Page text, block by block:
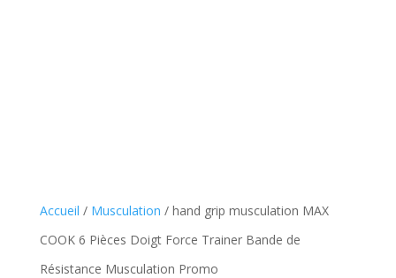
Accueil / Musculation / hand grip musculation MAX
COOK 6 Pièces Doigt Force Trainer Bande de
Résistance Musculation Promo